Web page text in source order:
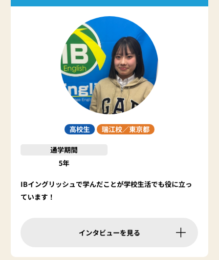
高校生 瑞江校／東京都
通学期間
5年
IBイングリッシュで学んだことが学校生活でも役に立っ
ています！
インタビューを見る